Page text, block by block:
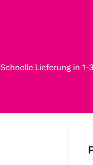
Schnelle Lieferung in 1-